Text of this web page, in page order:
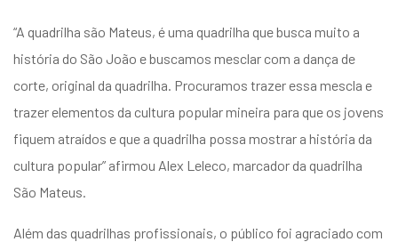
“A quadrilha são Mateus, é uma quadrilha que busca muito a
história do São João e buscamos mesclar com a dança de
corte, original da quadrilha. Procuramos trazer essa mescla e
trazer elementos da cultura popular mineira para que os jovens
fiquem atraídos e que a quadrilha possa mostrar a história da
cultura popular” afirmou Alex Leleco, marcador da quadrilha
São Mateus.
Além das quadrilhas profissionais, o público foi agraciado com